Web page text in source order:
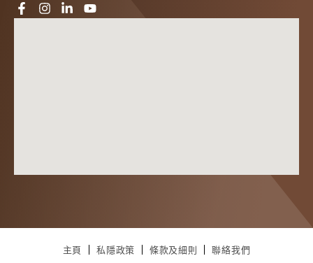
主頁 私隱政策 條款及細則 聯絡我們